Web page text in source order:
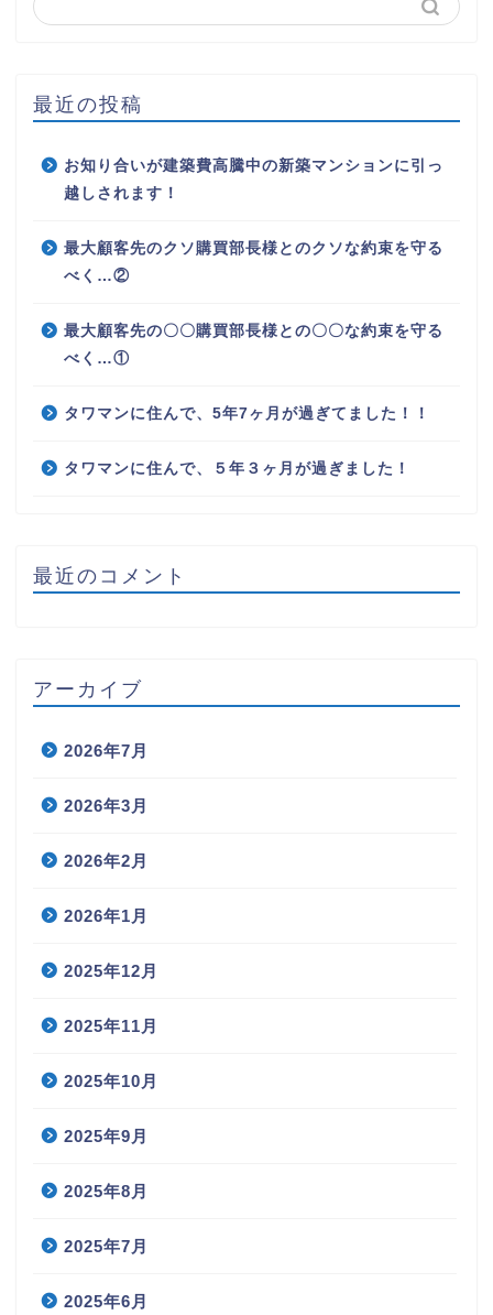
最近の投稿
お知り合いが建築費高騰中の新築マンションに引っ
越しされます！
最大顧客先のクソ購買部長様とのクソな約束を守る
べく…②
最大顧客先の〇〇購買部長様との〇〇な約束を守る
べく…①
タワマンに住んで、5年7ヶ月が過ぎてました！！
タワマンに住んで、５年３ヶ月が過ぎました！
最近のコメント
アーカイブ
2026年7月
2026年3月
2026年2月
2026年1月
2025年12月
2025年11月
2025年10月
2025年9月
2025年8月
2025年7月
2025年6月